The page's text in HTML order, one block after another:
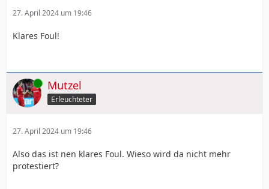
27. April 2024 um 19:46
Klares Foul!
Online Mutzel
Erleuchteter
27. April 2024 um 19:46
Also das ist nen klares Foul. Wieso wird da nicht mehr
protestiert?